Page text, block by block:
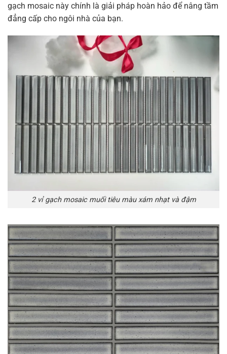
gạch mosaic này chính là giải pháp hoàn hảo để nâng tầm
đẳng cấp cho ngôi nhà của bạn.
2 vỉ gạch mosaic muối tiêu màu xám nhạt và đậm